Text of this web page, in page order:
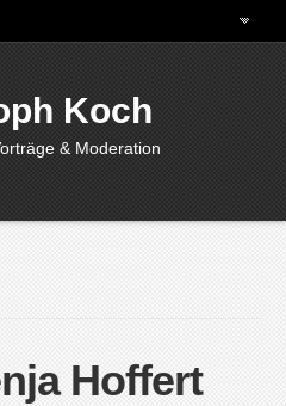
Koch
& Moderation
Hoffert